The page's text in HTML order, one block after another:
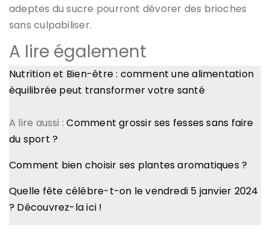
adeptes du sucre pourront dévorer des brioches
sans culpabiliser.
A lire également
Nutrition et Bien-être : comment une alimentation
équilibrée peut transformer votre santé
A lire aussi :Comment grossir ses fesses sans faire
du sport ?
Comment bien choisir ses plantes aromatiques ?
Quelle fête célèbre-t-on le vendredi 5 janvier 2024
? Découvrez-la ici !